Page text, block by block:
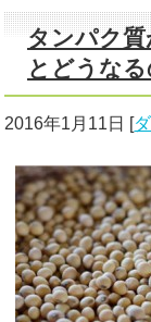
タンパク
とどうなる
2016年1月11日 [